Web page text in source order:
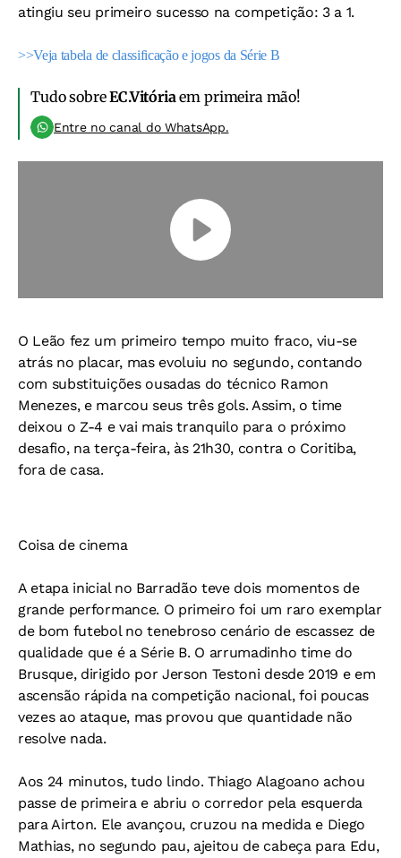
atingiu seu primeiro sucesso na competição: 3 a 1.
>>Veja tabela de classificação e jogos da Série B
Tudo sobreEC.Vitóriaem primeira mão!
Entre no canal do WhatsApp.
O Leão fez um primeiro tempo muito fraco, viu-se
atrás no placar, mas evoluiu no segundo, contando
com substituições ousadas do técnico Ramon
Menezes, e marcou seus três gols. Assim, o time
deixou o Z-4 e vai mais tranquilo para o próximo
desafio, na terça-feira, às 21h30, contra o Coritiba,
fora de casa.
Coisa de cinema
A etapa inicial no Barradão teve dois momentos de
grande performance. O primeiro foi um raro exemplar
de bom futebol no tenebroso cenário de escassez de
qualidade que é a Série B. O arrumadinho time do
Brusque, dirigido por Jerson Testoni desde 2019 e em
ascensão rápida na competição nacional, foi poucas
vezes ao ataque, mas provou que quantidade não
resolve nada.
Aos 24 minutos, tudo lindo. Thiago Alagoano achou
passe de primeira e abriu o corredor pela esquerda
para Airton. Ele avançou, cruzou na medida e Diego
Mathias, no segundo pau, ajeitou de cabeça para Edu,